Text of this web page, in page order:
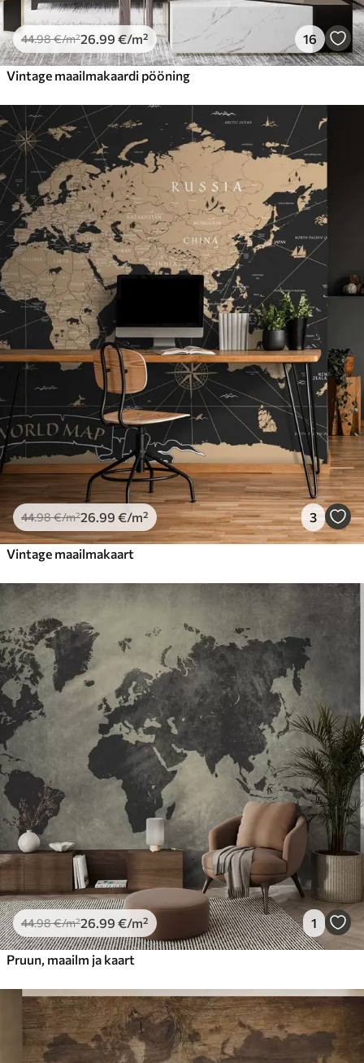
44.98€/m²26.99 €/m² 16
Vintage maailmakaardi pööning
44.98€/m²26.99 €/m² 3
Vintage maailmakaart
44.98€/m²26.99 €/m² 1
Pruun, maailm ja kaart